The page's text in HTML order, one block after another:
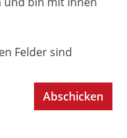
Felder sind
Abschicken